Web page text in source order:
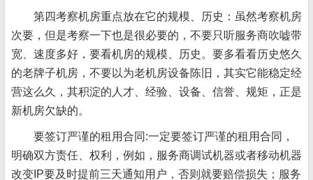
第四考察机房重点放在它的规模、历史：虽然考察机房
次要，但是考察一下也是很必要的，不要只听服务商吹嘘带
宽、速度多好，要看机房的规模、历史。要多看看历史悠久
的老牌子机房，不要以为老机房设备陈旧，其实它能稳定经
营这么久，其积淀的人才、经验、设备、信誉、规矩，正是
新机房欠缺的。
要签订严谨的租用合同:一定要签订严谨的租用合同，
明确双方责任、权利，例如，服务商调试机器或者移动机器
改变IP要及时提前三天通知用户，否则就要赔偿损失；服务